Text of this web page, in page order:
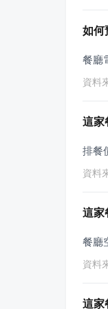
如何
餐廳
資料
這家
排餐
資料
這家
餐廳
資料
這家